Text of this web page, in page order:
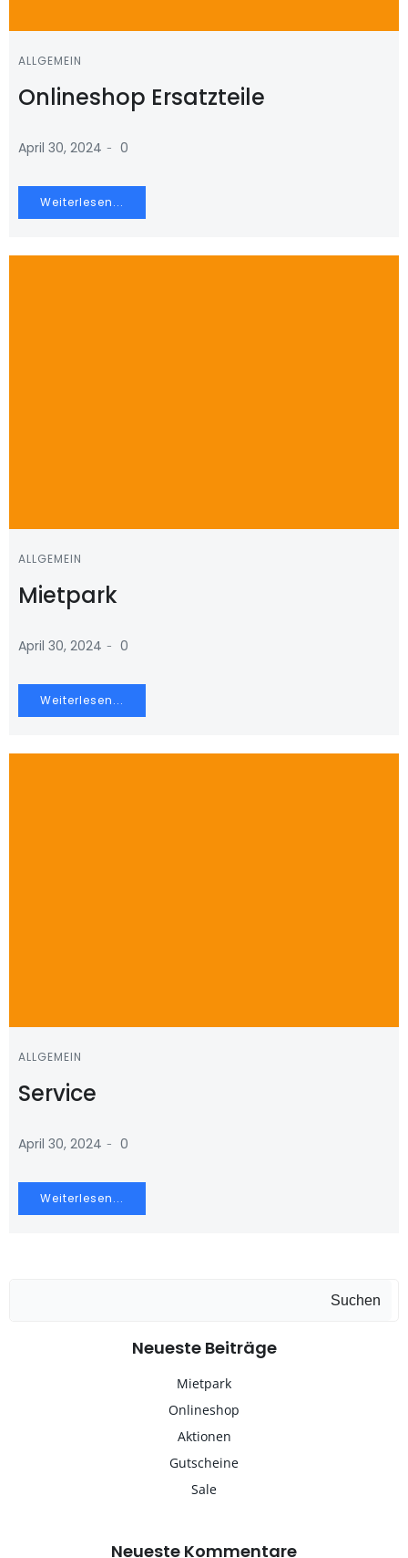
ALLGEMEIN
Onlineshop Ersatzteile
April 30, 2024 - 0
Weiterlesen...
ALLGEMEIN
Mietpark
April 30, 2024 - 0
Weiterlesen...
ALLGEMEIN
Service
April 30, 2024 - 0
Weiterlesen...
Suchen
Neueste Beiträge
Mietpark
Onlineshop
Aktionen
Gutscheine
Sale
Neueste Kommentare